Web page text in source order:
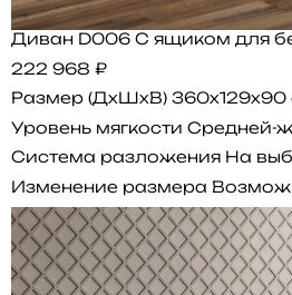
Диван D006 С ящиком для
222 968 ₽
Размер (ДхШхВ) 360x129x90
Уровень мягкости Средней-
Система разложения На
Изменение размера